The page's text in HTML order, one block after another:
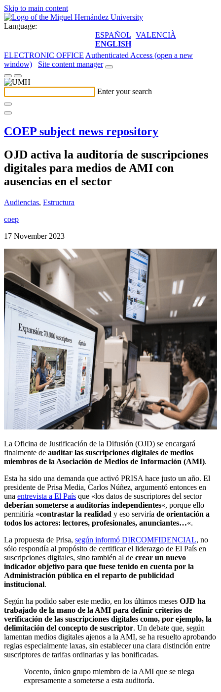
Skip to main content
Language:
ESPAÑOL VALENCIÀ
ENGLISH
ELECTRONIC OFFICE Authenticated Access (open a new
window)
Site content manager
Enter your search
COEP subject news repository
OJD activa la auditoría de suscripciones
digitales para medios de AMI con
ausencias en el sector
Audiencias, Estructura
coep
17 November 2023
La Oficina de Justificación de la Difusión (OJD) se encargará
finalmente de auditar las suscripciones digitales de medios
miembros de la Asociación de Medios de Información (AMI).
Esta ha sido una demanda que activó PRISA hace justo un año. El
presidente de Prisa Media, Carlos Núñez, argumentó entonces en
una entrevista a El País que «los datos de suscriptores del sector
deberían someterse a auditorías independientes«, porque ello
permitiría «contrastar la realidad y eso serviría de orientación a
todos los actores: lectores, profesionales, anunciantes…«.
La propuesta de Prisa, según informó DIRCOMFIDENCIAL, no
sólo respondía al propósito de certificar el liderazgo de El País en
suscripciones digitales, sino también al de crear un nuevo
indicador objetivo para que fuese tenido en cuenta por la
Administración pública en el reparto de publicidad
institucional.
Según ha podido saber este medio, en los últimos meses OJD ha
trabajado de la mano de la AMI para definir criterios de
verificación de las suscripciones digitales como, por ejemplo, la
delimitación del concepto de suscriptor. Un debate que, según
lamentan medios digitales ajenos a la AMI, se ha resuelto aprobando
reglas especialmente laxas, sin establecer una clara distinción entre
suscriptores de tarifas ordinarias y las bonificadas.
Vocento, único grupo miembro de la AMI que se niega
expresamente a someterse a esta auditoría.